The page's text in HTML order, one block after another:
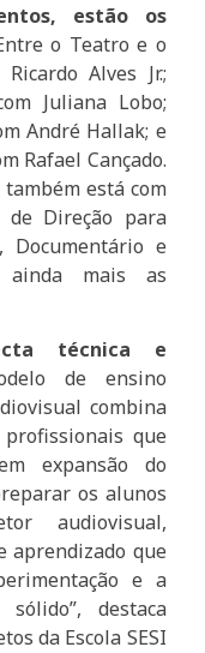
estão os
o Teatro e o
Alves Jr.;
Juliana Lobo;
André Hallak; e
Rafael Cançado.
está com
de Direção para
Documentário e
ainda mais as
técnica e
de ensino
combina
que
expansão do
os alunos
audiovisual,
aprendizado que
e a
destaca
da Escola SESI